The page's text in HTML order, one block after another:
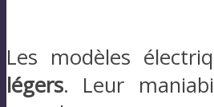
Les modèles
légers. Leur